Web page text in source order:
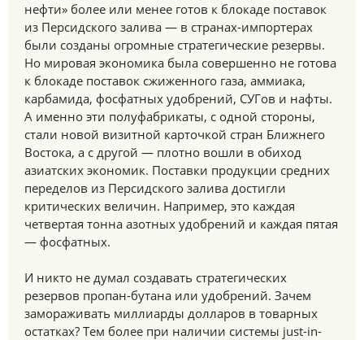
нефти» более или менее готов к блокаде поставок
из Персидского залива — в странах-импортерах
были созданы огромные стратегические резервы.
Но мировая экономика была совершенно не готова
к блокаде поставок сжиженного газа, аммиака,
карбамида, фосфатных удобрений, СУГов и нафты.
А именно эти полуфабрикаты, с одной стороны,
стали новой визитной карточкой стран Ближнего
Востока, а с другой — плотно вошли в обиход
азиатских экономик. Поставки продукции средних
переделов из Персидского залива достигли
критических величин. Например, это каждая
четвертая тонна азотных удобрений и каждая пятая
— фосфатных.
И никто не думал создавать стратегических
резервов пропан-бутана или удобрений. Зачем
замораживать миллиарды долларов в товарных
остатках? Тем более при наличии системы just-in-